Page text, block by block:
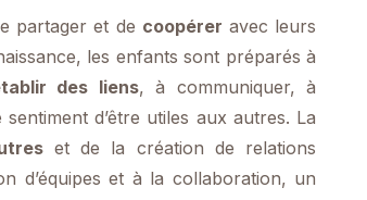
partager et de coopérer avec leurs
les enfants sont préparés à
des liens, à communiquer, à
d’être utiles aux autres. La
et de la création de relations
d’équipes et à la collaboration, un